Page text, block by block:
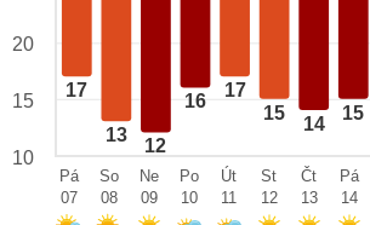
17
13
12
16
17
15
14
15
20
15
10
Pá
07
So
08
Ne
09
Po
10
Út
11
St
12
Čt
13
Pá
14